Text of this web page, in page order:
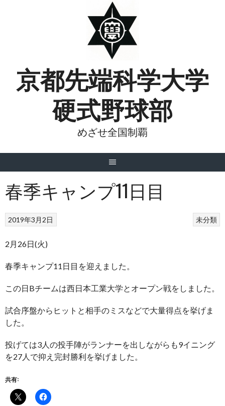
京都先端科学大学
硬式野球部
めざせ全国制覇
春季キャンプ11日目
未分類
2019年3月2日
2月26日(火)
春季キャンプ11日目を迎えました。
この日Bチームは西日本工業大学とオープン戦をしました。
試合序盤からヒットと相手のミスなどで大量得点を挙げま
した。
投げては3人の投手陣がランナーを出しながらも9イニング
を27人で抑え完封勝利を挙げました。
共有: